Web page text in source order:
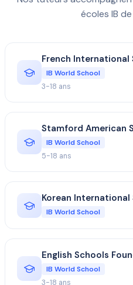
écoles IB
French International
IB World School
3-18 ans
Stamford American
IB World School
5-18 ans
Korean International
IB World School
English Schools
IB World School
3-18 ans